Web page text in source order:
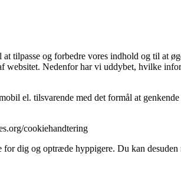
tilpasse og forbedre vores indhold og til at
Nedenfor har vi uddybet, hvilke
el. tilsvarende med det formål at
cookiehandtering
dig og optræde hyppigere. Du kan